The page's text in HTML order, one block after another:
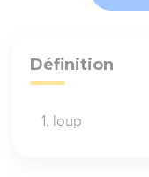
Définition
loup